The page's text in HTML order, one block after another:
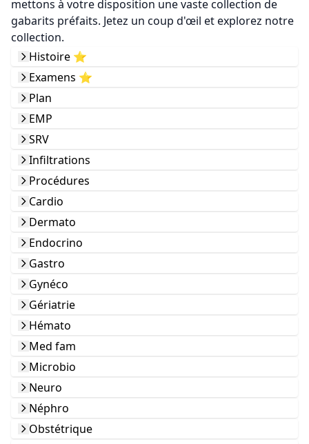
mettons à votre disposition une vaste collection de
gabarits préfaits. Jetez un coup d'œil et explorez notre
collection.
Histoire ⭐️
Examens ⭐️
Plan
EMP
SRV
Infiltrations
Procédures
Cardio
Dermato
Endocrino
Gastro
Gynéco
Gériatrie
Hémato
Med fam
Microbio
Neuro
Néphro
Obstétrique